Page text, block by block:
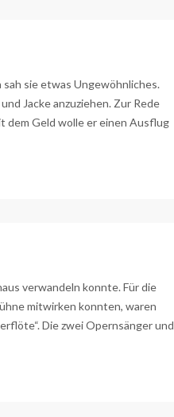
sah sie etwas Ungewöhnliches.
Jacke anzuziehen. Zur Rede
dem Geld wolle er einen Ausflug
verwandeln konnte. Für die
mitwirken konnten, waren
Die zwei Opernsänger und